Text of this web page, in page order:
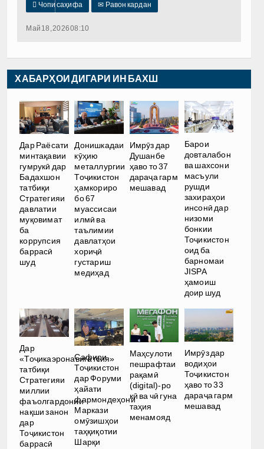
 Чопи саҳифа ✉ Равон кардан
Май 18, 2026 08:10
ХАБАРҲОИ ДИГАРИ ИН БАХШ
Дар Раёсати
минтақавии
гумрукӣ дар
Бадахшон
татбиқи
Стратегияи
давлатии
муқовимат
ба
коррупсия
баррасӣ
шуд
Донишкадаи
кӯҳию
металлургии
Тоҷикистон
ҳамкориро
бо 67
муассисаи
илмӣ ва
таълимии
давлатҳои
хориҷӣ
густариш
медиҳад
Имрӯз дар
Душанбе
ҳаво то 37
дараҷа гарм
мешавад
Барои
довталабон
ва шахсони
масъули
рушди
захираҳои
инсонӣ дар
низоми
бонкии
Тоҷикистон
оид ба
барномаи
JISPA
ҳамоиш
доир шуд
Дар
«Тоҷикаэронавигатсия»
татбиқи
Стратегияи
миллии
фаъолгардонии
нақши занон
дар
Тоҷикистон
баррасӣ
Сафири
Тоҷикистон
дар Форуми
ҳайати
фармондеҳони
Маркази
омӯзишҳои
таҳқиқотии
Шарқи
Маҳсулоти
пешрафтаи
рақамӣ
(digital)-ро
кӣ ва чӣ гуна
таҳия
менамояд
Имрӯз дар
водиҳои
Тоҷикистон
ҳаво то 33
дараҷа гарм
мешавад